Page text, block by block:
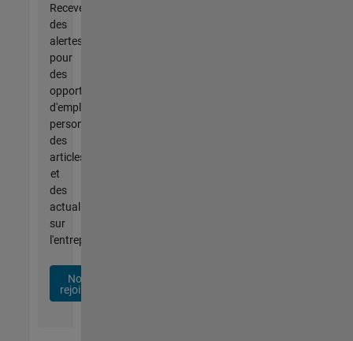
Recevez
des
alertes
pour
des
opportunités
d'emploi
personnalisées,
des
articles
et
des
actualités
sur
l'entreprise.
Nous
rejoindre